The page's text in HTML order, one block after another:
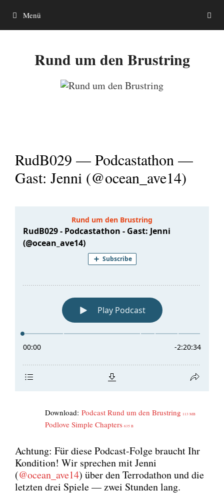
Inhalt
springen
Menü
Rund um den Brustring
RudB029 — Podcastathon —
Gast: Jenni (@ocean_ave14)
Down­load: Pod­cast Rund um den Brust­ring 113 MB
Pod­l­ove Simp­le Chap­ters 635 B
Ach­tung: Für die­se Pod­cast-Fol­ge braucht Ihr
Kon­di­ti­on! Wir spre­chen mit Jen­ni
(@ocean_ave14) über den Ter­ro­dathon und die
letz­ten drei Spie­le — zwei Stun­den lang.